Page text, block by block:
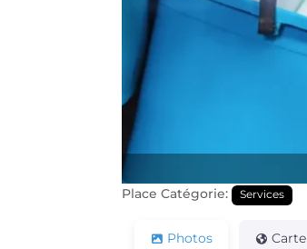
Place Catégorie: Services
Photos Carte